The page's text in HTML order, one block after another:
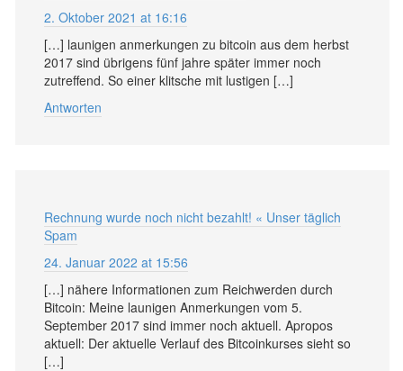
2. Oktober 2021 at 16:16
[…] launigen anmerkungen zu bitcoin aus dem herbst
2017 sind übrigens fünf jahre später immer noch
zutreffend. So einer klitsche mit lustigen […]
Antworten
Rechnung wurde noch nicht bezahlt! « Unser täglich
Spam
24. Januar 2022 at 15:56
[…] nähere Informationen zum Reichwerden durch
Bitcoin: Meine launigen Anmerkungen vom 5.
September 2017 sind immer noch aktuell. Apropos
aktuell: Der aktuelle Verlauf des Bitcoinkurses sieht so
[…]